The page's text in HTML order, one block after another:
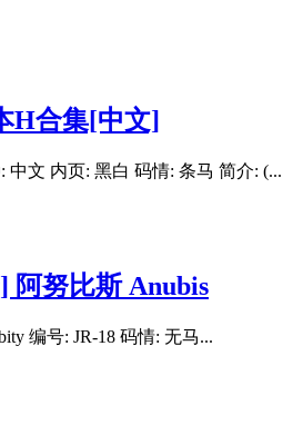
H合集[中文]
中文 内页: 黑白 码情: 条马 简介: (...
阿努比斯 Anubis
编号: JR-18 码情: 无马...